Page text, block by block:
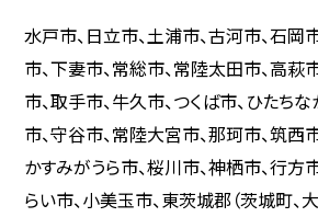
水戸市、日立市、土浦市、古河市、石岡
市、下妻市、常総市、常陸太田市、高萩
市、取手市、牛久市、つくば市、ひたち
市、守谷市、常陸大宮市、那珂市、筑西
かすみがうら市、桜川市、神栖市、行方
らい市、小美玉市、東茨城郡（茨城町、